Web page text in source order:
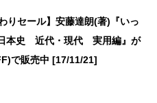
りセール】安藤達朗(著)『いっ
本史 近代・現代 実用編』が
で販売中 [17/11/21]